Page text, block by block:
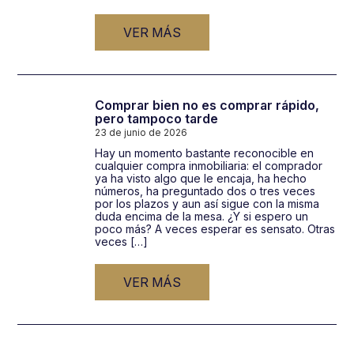
VER MÁS
Comprar bien no es comprar rápido,
pero tampoco tarde
23 de junio de 2026
Hay un momento bastante reconocible en
cualquier compra inmobiliaria: el comprador
ya ha visto algo que le encaja, ha hecho
números, ha preguntado dos o tres veces
por los plazos y aun así sigue con la misma
duda encima de la mesa. ¿Y si espero un
poco más? A veces esperar es sensato. Otras
veces […]
VER MÁS